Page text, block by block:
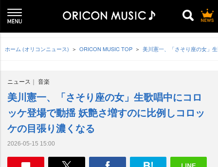
ホーム (オリコンニュース) ORICON MUSIC TOP 美川憲一、「さそり座の女」
ニュース 音楽
美川憲一、「さそり座の女」生歌唱中にコロ
ッケ登場で動揺 妖艶さ増すのに比例しコロッ
ケの目張り濃くなる
2026-05-15 15:00